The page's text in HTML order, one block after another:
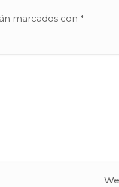
marcados con *